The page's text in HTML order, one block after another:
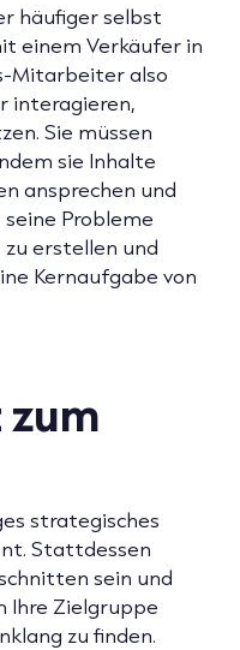
häufiger selbst
einem Verkäufer in
Mitarbeiter also
interagieren,
Sie müssen
sie Inhalte
ansprechen und
Probleme
erstellen und
Kernaufgabe von
strategisches
Stattdessen
sein und
Ihre Zielgruppe
zu finden.